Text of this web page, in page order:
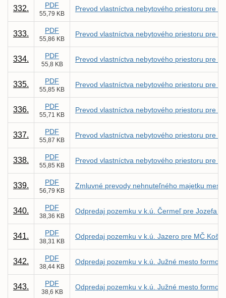
332. PDF
55,79 KB
Prevod vlastníctva nebytového priestoru pre
333. PDF
55,86 KB
Prevod vlastníctva nebytového priestoru pre
334. PDF
55,8 KB
Prevod vlastníctva nebytového priestoru pre
335. PDF
55,85 KB
Prevod vlastníctva nebytového priestoru pre
336. PDF
55,71 KB
Prevod vlastníctva nebytového priestoru pre
337. PDF
55,87 KB
Prevod vlastníctva nebytového priestoru pre
338. PDF
55,85 KB
Prevod vlastníctva nebytového priestoru pre
339. PDF
56,79 KB
Zmluvné prevody nehnuteľného majetku
340. PDF
38,36 KB
Odpredaj pozemku v k.ú. Čermeľ pre Jozefa
341. PDF
38,31 KB
Odpredaj pozemku v k.ú. Jazero pre MČ
342. PDF
38,44 KB
Odpredaj pozemku v k.ú. Južné mesto
343. PDF
38,6 KB
Odpredaj pozemku v k.ú. Južné mesto